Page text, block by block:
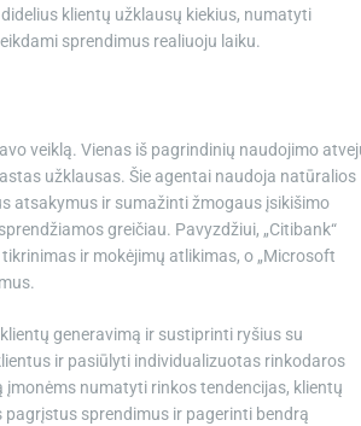
klientų užklausų kiekius, numatyti
sprendimus realiuoju laiku.
veiklą. Vienas iš pagrindinių naudojimo
užklausas. Šie agentai naudoja natūralios
atsakymus ir sumažinti žmogaus įsikišimo
greičiau. Pavyzdžiui, „Citibank“
ir mokėjimų atlikimas, o „Microsoft
generavimą ir sustiprinti ryšius su
ir pasiūlyti individualizuotas rinkodaros
numatyti rinkos tendencijas, klientų
sprendimus ir pagerinti bendrą